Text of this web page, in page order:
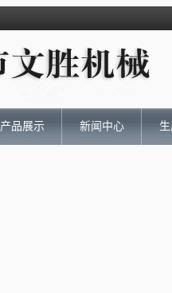
产品展示 新闻中心